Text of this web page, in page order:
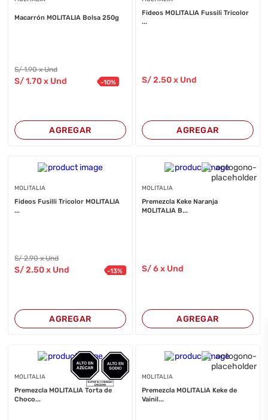
Macarrón MOLITALIA Bolsa 250g
S/1.90 x Und
S/1.70 x Und -10%
AGREGAR
Fideos MOLITALIA Fussili Tricolor
...
S/2.50x Und
AGREGAR
MOLITALIA
Fideos Fusilli Tricolor MOLITALIA
...
S/2.90 x Und
S/2.50 x Und -13%
AGREGAR
MOLITALIA
Premezcla Keke Naranja
MOLITALIA B...
S/6x Und
AGREGAR
MOLITALIA
Premezcla MOLITALIA Torta de
Choco...
MOLITALIA
Premezcla MOLITALIA Keke de
Vainil...